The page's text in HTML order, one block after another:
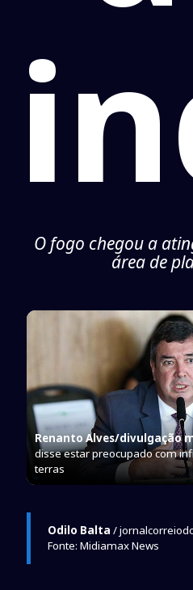
O fogo chegou a
área de
Renanto Alves/divulgação
disse estar preocupado com
terras
Odilo Balta /
Fonte: Midiamax News